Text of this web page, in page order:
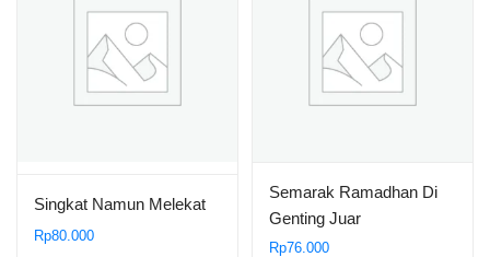
Singkat Namun Melekat
Rp80.000
Semarak Ramadhan Di
Genting Juar
Rp76.000